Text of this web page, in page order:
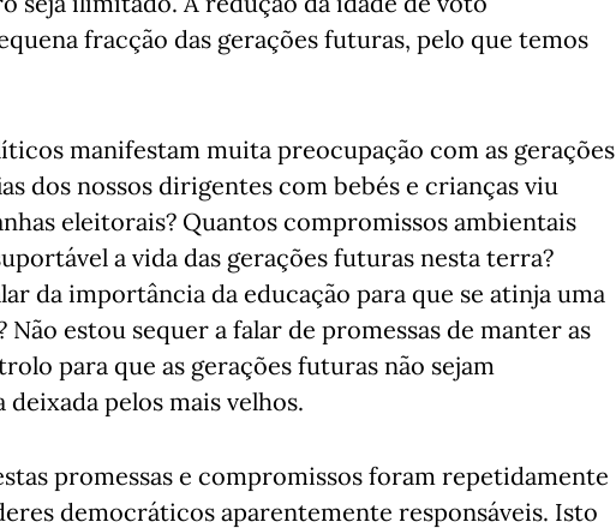
fracção das gerações futuras, pelo que temos
manifestam muita preocupação com as gerações
dos nossos dirigentes com bebés e crianças viu
eleitorais? Quantos compromissos ambientais
a vida das gerações futuras nesta terra?
da importância da educação para que se atinja uma
estou sequer a falar de promessas de manter as
para que as gerações futuras não sejam
pelos mais velhos.
promessas e compromissos foram repetidamente
democráticos aparentemente responsáveis. Isto